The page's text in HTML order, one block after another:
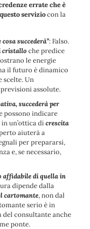
errate che è
serviziocon la
succederà”: Falso.
cristalloche predice
le energie
il futuro è dinamico
scelte. Un
assolute.
succederà per
possono indicare
un’ottica dicrescita
aiuterà a
per prepararsi,
e, se necessario,
affidabile di quella in
dipende dalla
cartomante, non dal
serio è in
del consultante anche
ponte.